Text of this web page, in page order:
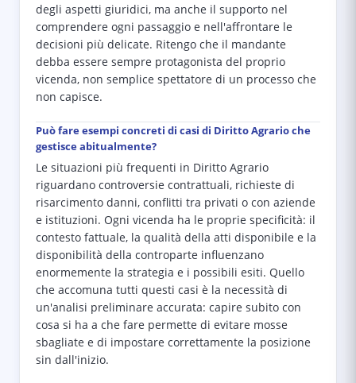
degli aspetti giuridici, ma anche il supporto nel
comprendere ogni passaggio e nell'affrontare le
decisioni più delicate. Ritengo che il mandante
debba essere sempre protagonista del proprio
vicenda, non semplice spettatore di un processo che
non capisce.
Può fare esempi concreti di casi di Diritto Agrario che
gestisce abitualmente?
Le situazioni più frequenti in Diritto Agrario
riguardano controversie contrattuali, richieste di
risarcimento danni, conflitti tra privati o con aziende
e istituzioni. Ogni vicenda ha le proprie specificità: il
contesto fattuale, la qualità della atti disponibile e la
disponibilità della controparte influenzano
enormemente la strategia e i possibili esiti. Quello
che accomuna tutti questi casi è la necessità di
un'analisi preliminare accurata: capire subito con
cosa si ha a che fare permette di evitare mosse
sbagliate e di impostare correttamente la posizione
sin dall'inizio.